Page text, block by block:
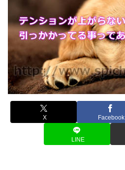
X Facebook
LINE